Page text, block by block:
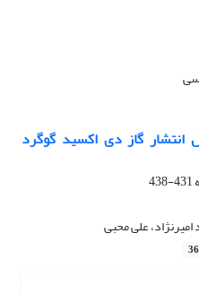
انتشار گاز دی اکسید گوگرد
431-438
علی محبی